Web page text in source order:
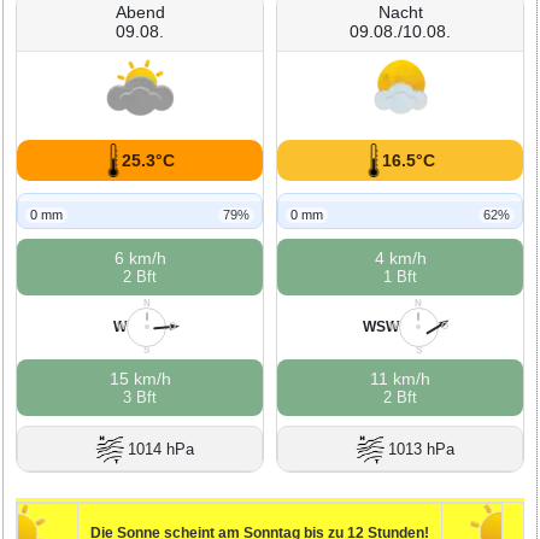
Abend
09.08.
25.3°C
0 mm 79%
6 km/h
2 Bft
N
O
S
W
W
15 km/h
3 Bft
1014 hPa
Nacht
09.08./10.08.
16.5°C
0 mm 62%
4 km/h
1 Bft
N
O
S
W
WSW
11 km/h
2 Bft
1013 hPa
Die Sonne scheint am Sonntag bis zu 12 Stunden!